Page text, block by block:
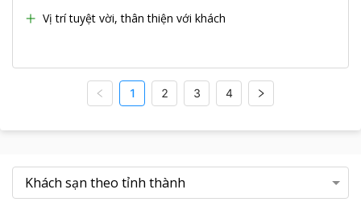
Vị trí tuyệt vời, thân thiện với khách
1 2 3 4